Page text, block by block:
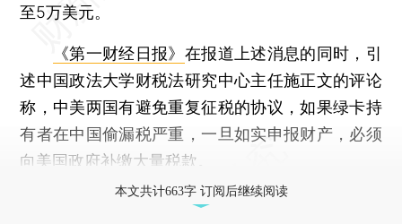
至5万美元。
《第一财经日报》 在报道上述消息的同时，引
述中国政法大学财税法研究中心主任施正文的评论
称，中美两国有避免重复征税的协议，如果绿卡持
有者在中国偷漏税严重，一旦如实申报财产，必须
向美国政府补缴大量税款。
本文共计663字 订阅后继续阅读